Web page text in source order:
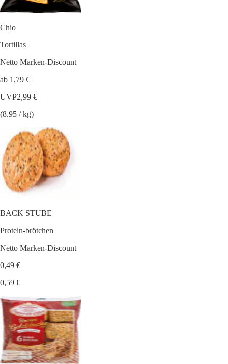
Chio
Tortillas
Netto Marken-Discount
ab 1,79 €
UVP2,99 €
(8.95 / kg)
BACK STUBE
Protein-brötchen
Netto Marken-Discount
0,49 €
0,59 €